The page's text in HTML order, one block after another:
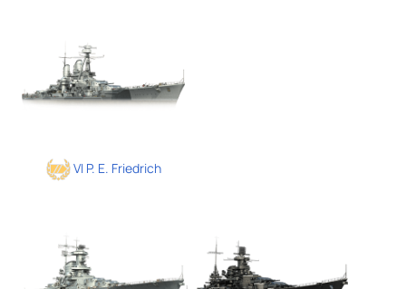
VI P. E. Friedrich